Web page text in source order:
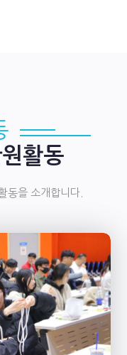
활동
동을 소개합니다.